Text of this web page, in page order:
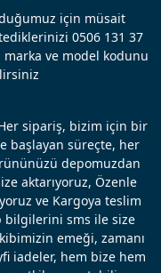
için müsait
0506 131 37
marka ve model kodunu
sipariş, bizim için bir
başlayan süreçte, her
depomuzdan
aktarıyoruz, Özenle
ve Kargoya teslim
bilgilerini sms ile size
emeği, zamanı
iadeler, hem bize hem